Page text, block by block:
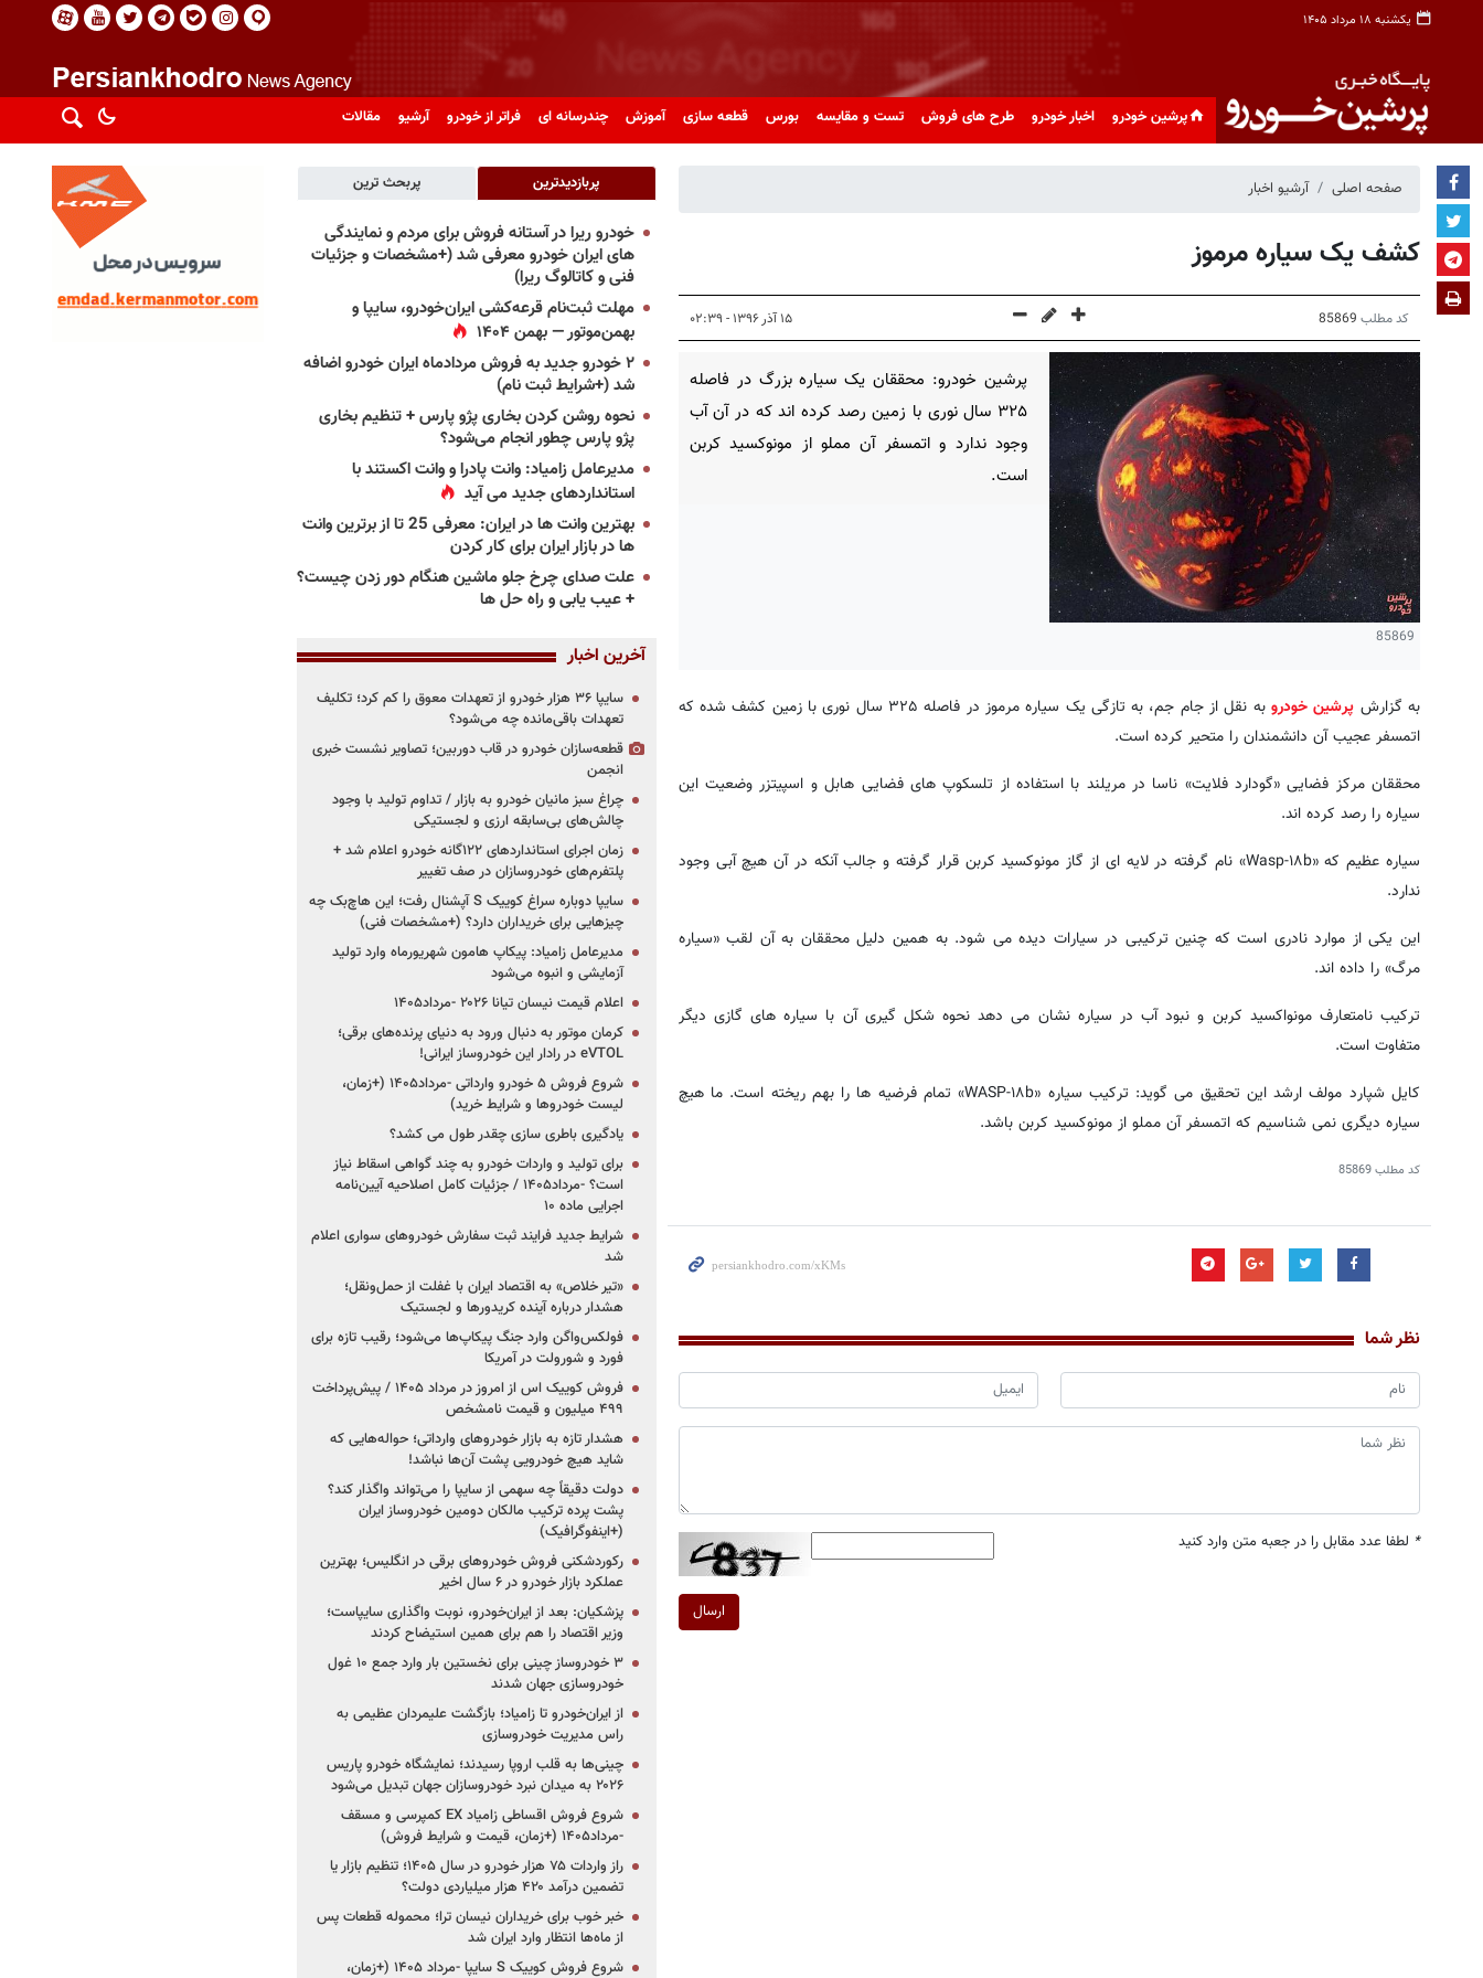
یکشنبه ۱۸ مرداد ۱۴۰۵
پرشین خودرو اخبار خودرو طرح های فروش تست و مقایسه بورس قطعه سازی آموزش چندرسانه ای فراتر از خودرو آرشیو مقالات
صفحه اصلی آرشیو اخبار
کشف یک سیاره مرموز
کد مطلب 85869 ۱۵ آذر ۱۳۹۶ - ۰۲:۳۹
85869
پرشین خودرو: محققان یک سیاره بزرگ در فاصله
۳۲۵ سال نوری با زمین رصد کرده اند که در آن آب
وجود ندارد و اتمسفر آن مملو از مونوکسید کربن
است.
به گزارش پرشین خودرو
به نقل از جام جم، به تازگی یک سیاره مرموز در فاصله ۳۲۵ سال نوری با زمین کشف شده که
اتمسفر عجیب آن دانشمندان را متحیر کرده است.
محققان مرکز فضایی «گودارد فلایت» ناسا در مریلند با استفاده از تلسکوپ های فضایی هابل و اسپیتزر وضعیت این
سیاره را رصد کرده اند.
سیاره عظیم که «Wasp-۱۸b» نام گرفته در لایه ای از گاز مونوکسید کربن قرار گرفته و جالب آنکه در آن هیچ آبی وجود
ندارد.
این یکی از موارد نادری است که چنین ترکیبی در سیارات دیده می شود. به همین دلیل محققان به آن لقب «سیاره
مرگ» را داده اند.
ترکیب نامتعارف مونواکسید کربن و نبود آب در سیاره نشان می دهد نحوه شکل گیری آن با سیاره های گازی دیگر
متفاوت است.
کایل شپارد مولف ارشد این تحقیق می گوید: ترکیب سیاره «WASP-۱۸b» تمام فرضیه ها را بهم ریخته است. ما هیچ
سیاره دیگری نمی شناسیم که اتمسفر آن مملو از مونوکسید کربن باشد.
کد مطلب85869
نظر شما
* لطفا عدد مقابل را در جعبه متن وارد کنید
ارسال
پربازدیدترین پربحث ترین
خودرو ریرا در آستانه فروش برای مردم و نمایندگی
های ایران خودرو معرفی شد (+مشخصات و جزئیات
فنی و کاتالوگ ریرا)
مهلت ثبت‌نام قرعه‌کشی ایران‌خودرو، سایپا و
بهمن‌موتور — بهمن ۱۴۰۴
۲ خودرو جدید به فروش مردادماه ایران خودرو اضافه
شد (+شرایط ثبت نام)
نحوه روشن کردن بخاری پژو پارس + تنظیم بخاری
پژو پارس چطور انجام می‌شود؟
مدیرعامل زامیاد: وانت پادرا و وانت اکستند با
استانداردهای جدید می آید
بهترین وانت ها در ایران: معرفی 25 تا از برترین وانت
ها در بازار ایران برای کار کردن
علت صدای چرخ جلو ماشین هنگام دور زدن چیست؟
+ عیب یابی و راه حل ها
آخرین اخبار
سایپا ۳۶ هزار خودرو از تعهدات معوق را کم کرد؛ تکلیف
تعهدات باقی‌مانده چه می‌شود؟
قطعه‌سازان خودرو در قاب دوربین؛ تصاویر نشست خبری
انجمن
چراغ سبز مانیان خودرو به بازار / تداوم تولید با وجود
چالش‌های بی‌سابقه ارزی و لجستیکی
زمان اجرای استانداردهای ۱۲۲گانه خودرو اعلام شد +
پلتفرم‌های خودروسازان در صف تغییر
سایپا دوباره سراغ کوییک S آپشنال رفت؛ این هاچ‌بک چه
چیزهایی برای خریداران دارد؟ (+مشخصات فنی)
مدیرعامل زامیاد: پیکاپ هامون شهریورماه وارد تولید
آزمایشی و انبوه می‌شود
اعلام قیمت نیسان تیانا ۲۰۲۶ -مرداد۱۴۰۵
کرمان موتور به دنبال ورود به دنیای پرنده‌های برقی؛
eVTOL در رادار این خودروساز ایرانی!
شروع فروش ۵ خودرو وارداتی -مرداد۱۴۰۵ (+زمان،
لیست خودروها و شرایط خرید)
یادگیری باطری سازی چقدر طول می کشد؟
برای تولید و واردات خودرو به چند گواهی اسقاط نیاز
است؟ -مرداد۱۴۰۵ / جزئیات کامل اصلاحیه آیین‌نامه
اجرایی ماده ۱۰
شرایط جدید فرایند ثبت سفارش خودروهای سواری اعلام
شد
«تیر خلاص» به اقتصاد ایران با غفلت از حمل‌ونقل؛
هشدار درباره آینده کریدورها و لجستیک
فولکس‌واگن وارد جنگ پیکاپ‌ها می‌شود؛ رقیب تازه برای
فورد و شورولت در آمریکا
فروش کوییک اس از امروز در مرداد ۱۴۰۵ / پیش‌پرداخت
۴۹۹ میلیون و قیمت نامشخص
هشدار تازه به بازار خودروهای وارداتی؛ حواله‌هایی که
شاید هیچ خودرویی پشت آن‌ها نباشد!
دولت دقیقاً چه سهمی از سایپا را می‌تواند واگذار کند؟
پشت پرده ترکیب مالکان دومین خودروساز ایران
(+اینفوگرافیک)
رکوردشکنی فروش خودروهای برقی در انگلیس؛ بهترین
عملکرد بازار خودرو در ۶ سال اخیر
پزشکیان: بعد از ایران‌خودرو، نوبت واگذاری سایپاست؛
وزیر اقتصاد را هم برای همین استیضاح کردند
۳ خودروساز چینی برای نخستین بار وارد جمع ۱۰ غول
خودروسازی جهان شدند
از ایران‌خودرو تا زامیاد؛ بازگشت علیمردان عظیمی به
راس مدیریت خودروسازی
چینی‌ها به قلب اروپا رسیدند؛ نمایشگاه خودرو پاریس
۲۰۲۶ به میدان نبرد خودروسازان جهان تبدیل می‌شود
شروع فروش اقساطی زامیاد EX کمپرسی و مسقف
-مرداد۱۴۰۵ (+زمان، قیمت و شرایط فروش)
راز واردات ۷۵ هزار خودرو در سال ۱۴۰۵؛ تنظیم بازار یا
تضمین درآمد ۴۲۰ هزار میلیاردی دولت؟
خبر خوب برای خریداران نیسان ترا؛ محموله قطعات پس
از ماه‌ها انتظار وارد ایران شد
شروع فروش کوییک S سایپا -مرداد ۱۴۰۵ (+زمان،